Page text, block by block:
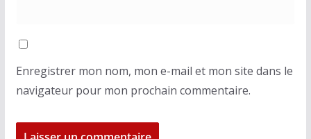
Enregistrer mon nom, mon e-mail et mon site dans le
navigateur pour mon prochain commentaire.